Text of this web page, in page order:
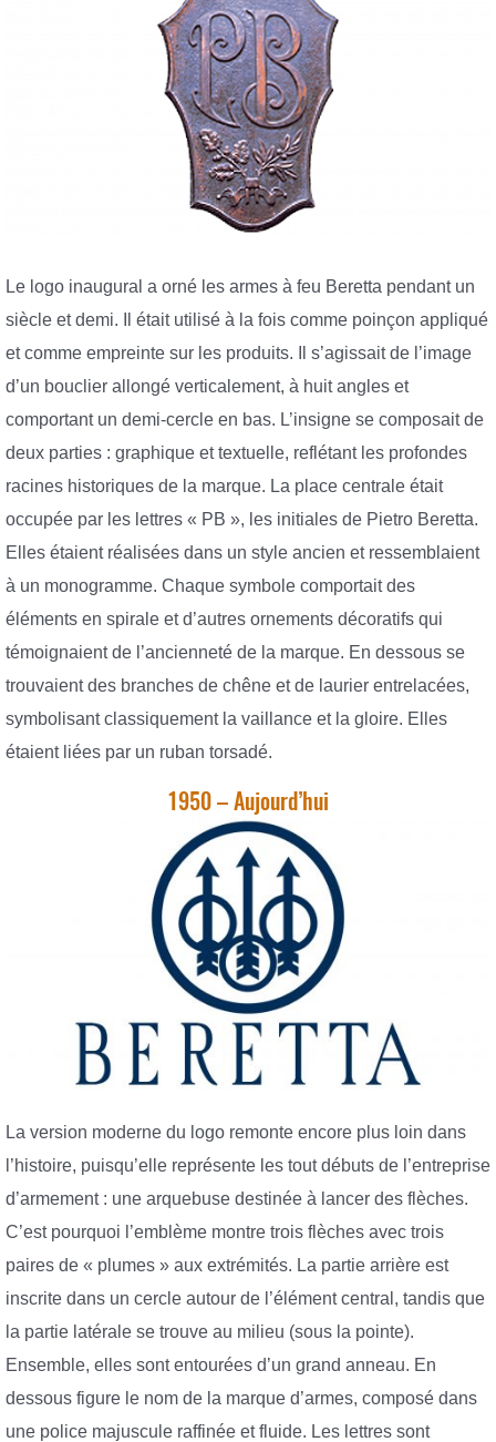
Le logo inaugural a orné les armes à feu Beretta pendant un
siècle et demi. Il était utilisé à la fois comme poinçon appliqué
et comme empreinte sur les produits. Il s’agissait de l’image
d’un bouclier allongé verticalement, à huit angles et
comportant un demi-cercle en bas. L’insigne se composait de
deux parties : graphique et textuelle, reflétant les profondes
racines historiques de la marque. La place centrale était
occupée par les lettres « PB », les initiales de Pietro Beretta.
Elles étaient réalisées dans un style ancien et ressemblaient
à un monogramme. Chaque symbole comportait des
éléments en spirale et d’autres ornements décoratifs qui
témoignaient de l’ancienneté de la marque. En dessous se
trouvaient des branches de chêne et de laurier entrelacées,
symbolisant classiquement la vaillance et la gloire. Elles
étaient liées par un ruban torsadé.
1950 – Aujourd’hui
La version moderne du logo remonte encore plus loin dans
l’histoire, puisqu’elle représente les tout débuts de l’entreprise
d’armement : une arquebuse destinée à lancer des flèches.
C’est pourquoi l’emblème montre trois flèches avec trois
paires de « plumes » aux extrémités. La partie arrière est
inscrite dans un cercle autour de l’élément central, tandis que
la partie latérale se trouve au milieu (sous la pointe).
Ensemble, elles sont entourées d’un grand anneau. En
dessous figure le nom de la marque d’armes, composé dans
une police majuscule raffinée et fluide. Les lettres sont